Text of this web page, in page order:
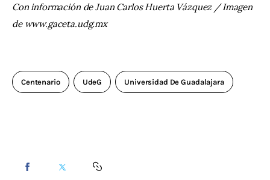
Con información de Juan Carlos Huerta Vázquez / Imagen
de www.gaceta.udg.mx
Centenario UdeG Universidad De Guadalajara